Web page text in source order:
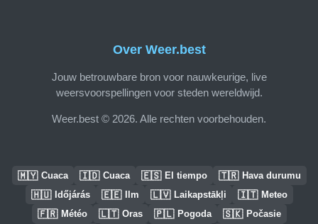
Over Weer.best
Jouw betrouwbare bron voor nauwkeurige, live
weersvoorspellingen voor steden wereldwijd.
Weer.best © 2026. Alle rechten voorbehouden.
🇲🇾 Cuaca 🇮🇩 Cuaca 🇪🇸 El tiempo 🇹🇷 Hava durumu
🇭🇺 Időjárás 🇪🇪 Ilm 🇱🇻 Laikapstākļi 🇮🇹 Meteo
🇫🇷 Météo 🇱🇹 Oras 🇵🇱 Pogoda 🇸🇰 Počasie